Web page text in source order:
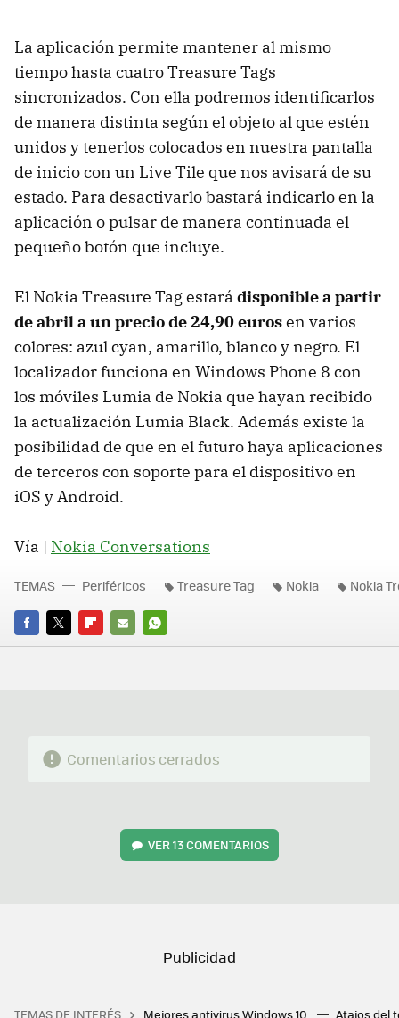
La aplicación permite mantener al mismo
tiempo hasta cuatro Treasure Tags
sincronizados. Con ella podremos identificarlos
de manera distinta según el objeto al que estén
unidos y tenerlos colocados en nuestra pantalla
de inicio con un Live Tile que nos avisará de su
estado. Para desactivarlo bastará indicarlo en la
aplicación o pulsar de manera continuada el
pequeño botón que incluye.
El Nokia Treasure Tag estará disponible a partir
de abril a un precio de 24,90 eurosen varios
colores: azul cyan, amarillo, blanco y negro. El
localizador funciona en Windows Phone 8 con
los móviles Lumia de Nokia que hayan recibido
la actualización Lumia Black. Además existe la
posibilidad de que en el futuro haya aplicaciones
de terceros con soporte para el dispositivo en
iOS y Android.
Vía | Nokia Conversations
FACEBOOK
TWITTERFLIPBOARD
E-
WHATSAPP
TEMAS Periféricos Treasure Tag Nokia Nokia
Comentarios cerrados
VER13 COMENTARIOS
TEMAS DE INTERÉS Mejores antivirus Windows 10 Atajos del